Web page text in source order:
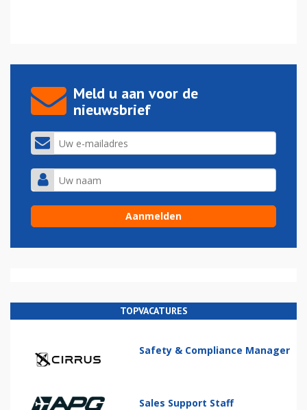
Meld u aan voor de
nieuwsbrief
TOPVACATURES
Safety & Compliance Manager
Sales Support Staff